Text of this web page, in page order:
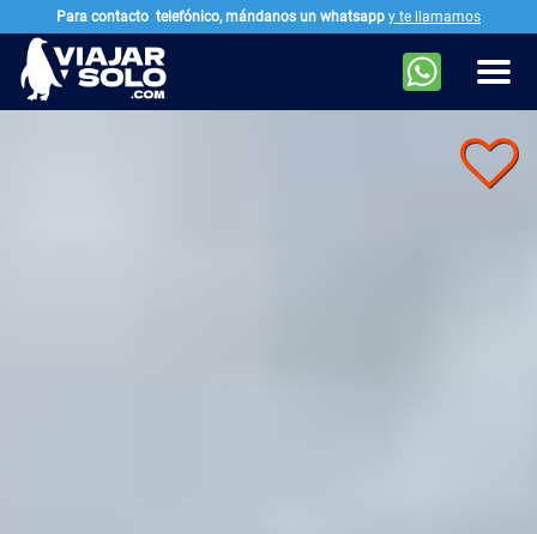
Ir al contenido principal
Para contacto telefónico, mándanos un whatsapp y te llamamos